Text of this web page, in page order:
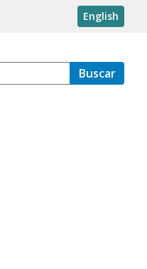
English
Buscar